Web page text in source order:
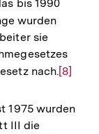
Auflösung
der
Fußnote
bis 1990
wurden
sie
nach.Zur
der
[8]
1975 wurden
III die